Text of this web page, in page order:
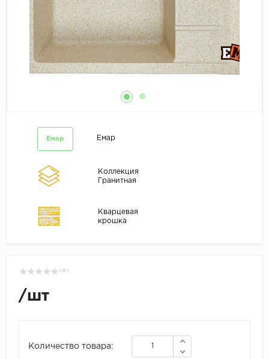
Емар Емар
Коллекция
Гранитная
Кварцевая
крошка
( 0 )
/шт
Количество товара: